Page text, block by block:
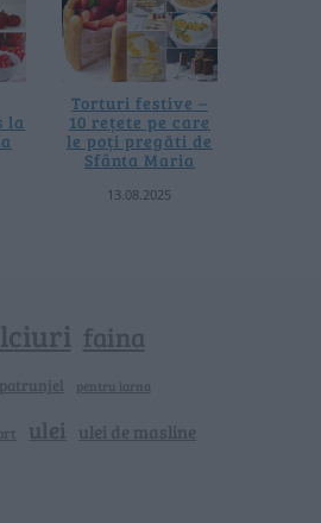
la
Torturi festive –
10 rețete pe care
le poți pregăti de
Sfânta Maria
13.08.2025
faina
patrunjel pentru iarna
ulei ulei de masline